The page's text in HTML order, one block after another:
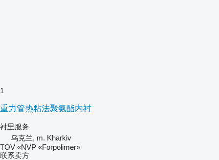
1
重力管热粘法聚氨酯内衬
衬里服务
乌克兰, m. Kharkiv
TOV «NVP «Forpolimer»
联系卖方